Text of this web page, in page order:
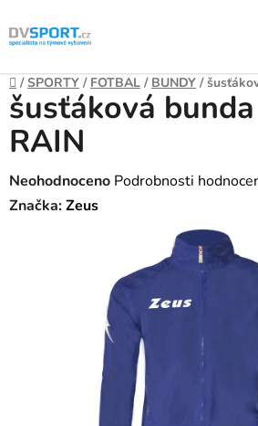
Přejít
na
Domů
/ SPORTY / FOTBAL / BUNDY /
šusťáková
RAIN
Průměrné
hodnocení
Neohodnoceno Podrobnosti
Značka:Zeus